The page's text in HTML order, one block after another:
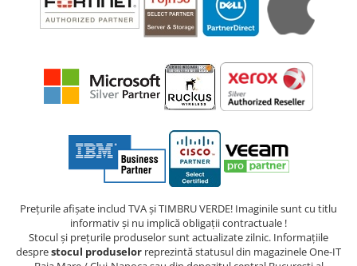
Prețurile afișate includ TVA și TIMBRU VERDE! Imaginile sunt cu titlu
informativ și nu implică obligații contractuale !
Stocul și prețurile produselor sunt actualizate zilnic. Informațiile
desprestocul produselor reprezintă statusul din magazinele One-IT